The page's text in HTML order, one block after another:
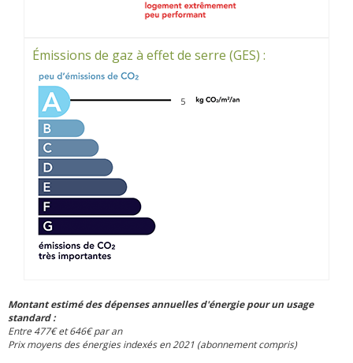
Émissions de gaz à effet de serre (GES) :
5
Montant estimé des dépenses annuelles d'énergie pour un usage
standard :
Entre 477€ et 646€ par an
Prix moyens des énergies indexés en 2021 (abonnement compris)